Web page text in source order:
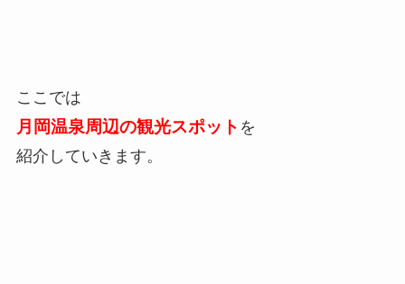
ここでは
月岡温泉周辺の観光スポット を
紹介していきます。